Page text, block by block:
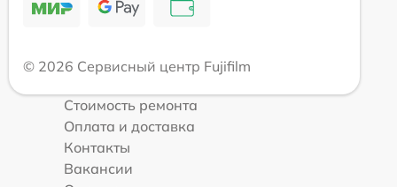
© 2026 Сервисный центр Fujifilm
Стоимость ремонта
Оплата и доставка
Контакты
Вакансии